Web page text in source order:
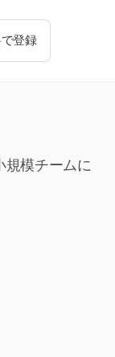
登録
模チームに